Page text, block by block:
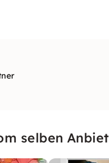
selben